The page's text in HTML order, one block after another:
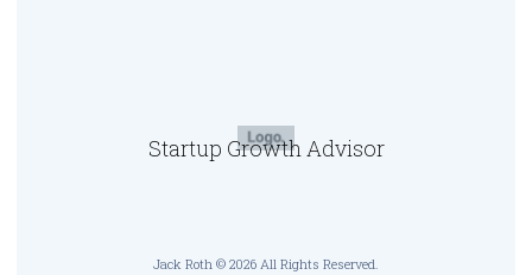
Startup Growth Advisor
Jack Roth © 2026 All Rights Reserved.